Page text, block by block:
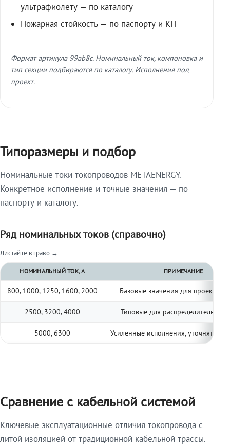
ультрафиолету — по каталогу
Пожарная стойкость — по паспорту и КП
Формат артикула 99ab8c. Номинальный ток, компоновка и
тип секции подбираются по каталогу. Исполнения под
проект.
Типоразмеры и подбор
Номинальные токи токопроводов METAENERGY.
Конкретное исполнение и точные значения — по
паспорту и каталогу.
Ряд номинальных токов (справочно)
Листайте вправо →
НОМИНАЛЬНЫЙ ТОК, А ПРИМЕЧАНИЕ
800, 1000, 1250, 1600, 2000 Базовые значения для
2500, 3200, 4000 Типовые для распределительных
5000, 6300 Усиленные исполнения, уточнять по
Сравнение с кабельной системой
Ключевые эксплуатационные отличия токопровода с
литой изоляцией от традиционной кабельной трассы.